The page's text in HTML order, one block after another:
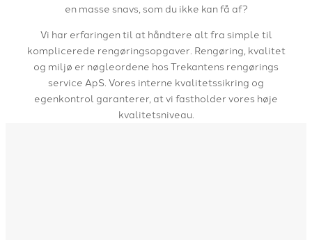
en masse snavs, som du ikke kan få af?
Vi har erfaringen til at håndtere alt fra simple til
komplicerede rengøringsopgaver.​ ​​Rengøring, kvalitet
og miljø er nøgleordene hos Trekantens rengørings
service ApS. ​Vores interne kvalitetssikring og
egenkontrol garanterer, at vi fastholder vores høje
kvalitetsniveau.​​